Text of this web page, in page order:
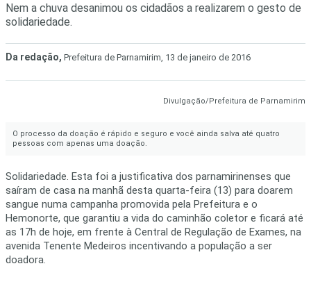
Nem a chuva desanimou os cidadãos a realizarem o gesto de
solidariedade.
Da redação, Prefeitura de Parnamirim, 13 de janeiro de 2016
Divulgação/Prefeitura de Parnamirim
O processo da doação é rápido e seguro e você ainda salva até quatro
pessoas com apenas uma doação.
Solidariedade. Esta foi a justificativa dos parnamirinenses que
saíram de casa na manhã desta quarta-feira (13) para doarem
sangue numa campanha promovida pela Prefeitura e o
Hemonorte, que garantiu a vida do caminhão coletor e ficará até
as 17h de hoje, em frente à Central de Regulação de Exames, na
avenida Tenente Medeiros incentivando a população a ser
doadora.